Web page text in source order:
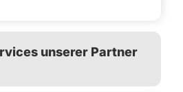
unserer Partner